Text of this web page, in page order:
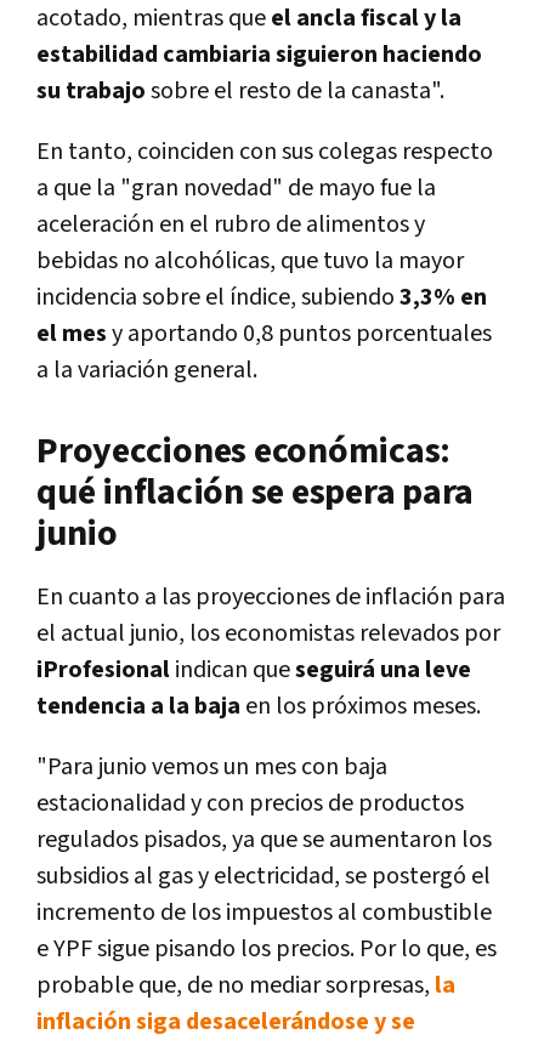
acotado, mientras queel ancla fiscal y la
estabilidad cambiaria siguieron haciendo
su trabajosobre el resto de la canasta".
En tanto, coinciden con sus colegas respecto
a que la "gran novedad" de mayo fue la
aceleración en el rubro de alimentos y
bebidas no alcohólicas, que tuvo la mayor
incidencia sobre el índice, subiendo3,3% en
el mesy aportando 0,8 puntos porcentuales
a la variación general.
Proyecciones económicas:
qué inflación se espera para
junio
En cuanto a las proyecciones de inflación para
el actual junio, los economistas relevados por
iProfesionalindican queseguirá una leve
tendencia a la baja en los próximos meses.
"Para junio vemos un mes con baja
estacionalidad y con precios de productos
regulados pisados, ya que se aumentaron los
subsidios al gas y electricidad, se postergó el
incremento de los impuestos al combustible
e YPF sigue pisando los precios. Por lo que, es
probable que, de no mediar sorpresas, la
inflación siga desacelerándose y se